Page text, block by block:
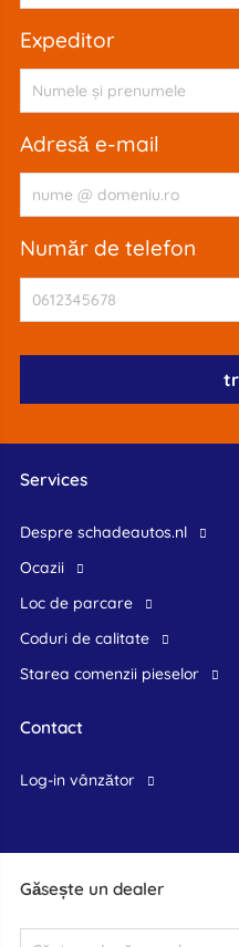
expeditor
adresă e-mail
număr de telefon
Găsește un dealer
Services
Despre schadeautos.nl
Ocazii
Loc de parcare
Coduri de calitate
Starea comenzii pieselor
Contact
log-in vânzător